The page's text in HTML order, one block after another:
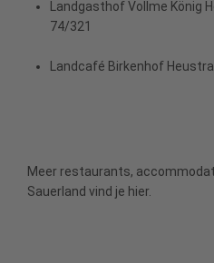
Landgasthof Vollme König
74/321
Landcafé Birkenhof
Meer restaurants,
Sauerland vind je hier.